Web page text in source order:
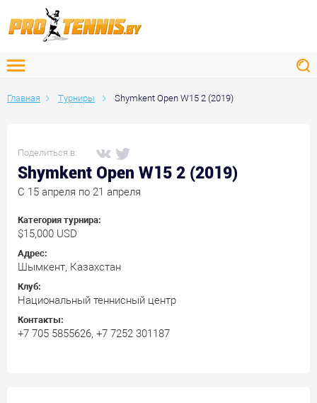
Главная Турниры Shymkent Open W15 2 (2019)
Поделиться в:
Shymkent Open W15 2 (2019)
C 15 апреля по 21 апреля
Категория турнира:
$15,000 USD
Адрес:
Шымкент, Казахстан
Клуб:
Национальный теннисный центр
Контакты:
+7 705 5855626, +7 7252 301187